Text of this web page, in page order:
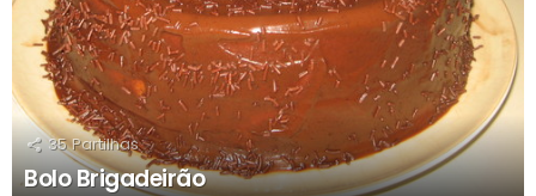
35 Partilhas
Bolo Brigadeirão